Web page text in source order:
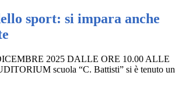
sport: si impara anche
2025 DALLE ORE 10.00 ALLE
scuola “C. Battisti” si è tenuto un